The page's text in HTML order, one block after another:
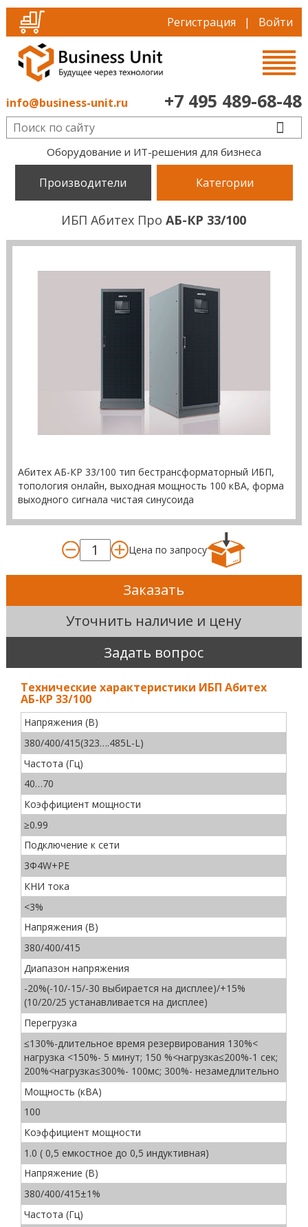
Регистрация | Войти
info@business-unit.ru +7 495 489-68-48
Оборудование и ИТ-решения для бизнеса
Производители Категории
ИБП Абитех ПроАБ-КР 33/100
Абитех АБ-КР 33/100 тип бестрансформаторный ИБП,
топология онлайн, выходная мощность 100 кВА, форма
выходного сигнала чистая синусоида
Цена по запросу
Заказать
Уточнить наличие и цену
Задать вопрос
Технические характеристики ИБП Абитех
АБ-КР 33/100
Напряжения (В)
380/400/415(323….485L-L)
Частота (Гц)
40…70
Коэффициент мощности
≥0.99
Подключение к сети
3Ф4W+PE
КНИ тока
<3%
Напряжения (В)
380/400/415
Диапазон напряжения
-20%(-10/-15/-30 выбирается на дисплее)/+15%
(10/20/25 устанавливается на дисплее)
Перегрузка
≤130%-длительное время резервирования 130%<
нагрузка <150%- 5 минут; 150 %<нагрузка≤200%-1 сек;
200%<нагрузка≤300%- 100мс; 300%- незамедлительно
Мощность (кВА)
100
Коэффициент мощности
1.0 ( 0,5 емкостное до 0,5 индуктивная)
Напряжение (В)
380/400/415±1%
Частота (Гц)